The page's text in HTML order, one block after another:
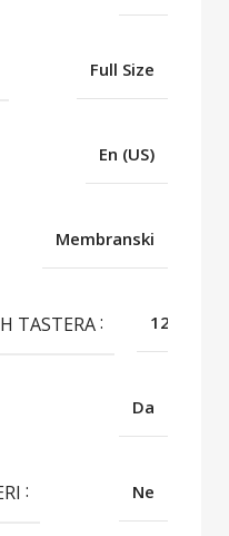
Full Size
En (US)
Membranski
TASTERA 12
Da
Ne